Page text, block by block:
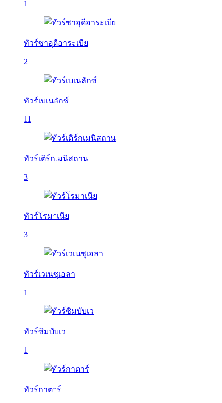
1
ทัวร์ซาอุดีอาระเบีย
2
ทัวร์เบเนลักซ์
11
ทัวร์เติร์กเมนิสถาน
3
ทัวร์โรมาเนีย
3
ทัวร์เวเนซุเอลา
1
ทัวร์ซิมบับเว
1
ทัวร์กาตาร์